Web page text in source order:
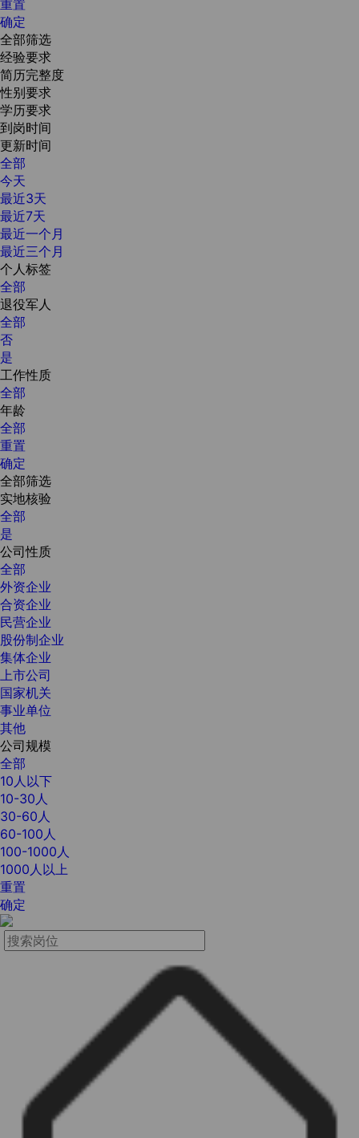
重置
确定
全部筛选
经验要求
简历完整度
性别要求
学历要求
到岗时间
更新时间
全部
今天
最近3天
最近7天
最近一个月
最近三个月
个人标签
全部
退役军人
全部
否
是
工作性质
全部
年龄
全部
重置
确定
全部筛选
实地核验
全部
是
公司性质
全部
外资企业
合资企业
民营企业
股份制企业
集体企业
上市公司
国家机关
事业单位
其他
公司规模
全部
10人以下
10-30人
30-60人
60-100人
100-1000人
1000人以上
重置
确定